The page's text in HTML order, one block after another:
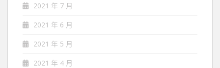
2021 年 7 月
2021 年 6 月
2021 年 5 月
2021 年 4 月